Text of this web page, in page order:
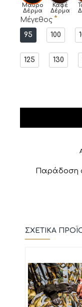
Μαύρο
Δέρμα
Καφέ
Δέρμα
Μέγεθος
95
100
125 130
Παράδοση
ΣΧΕΤΙΚΆ